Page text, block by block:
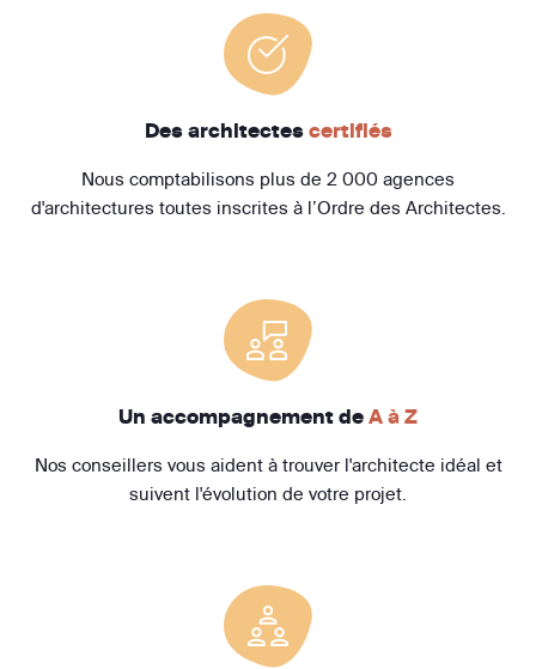
Des architectes certifiés
Nous comptabilisons plus de 2 000 agences
d'architectures toutes inscrites à l’Ordre des Architectes.
Un accompagnement de A à Z
Nos conseillers vous aident à trouver l'architecte idéal et
suivent l'évolution de votre projet.